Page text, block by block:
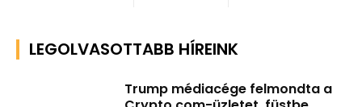
LEGOLVASOTTABB HÍREINK
Trump médiacége felmondta a